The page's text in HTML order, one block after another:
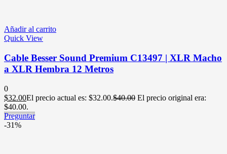
Añadir al carrito
Quick View
Cable Besser Sound Premium C13497 | XLR Macho
a XLR Hembra 12 Metros
0
$32.00El precio actual es: $32.00.$40.00 El precio original era:
$40.00.
Preguntar
-31%